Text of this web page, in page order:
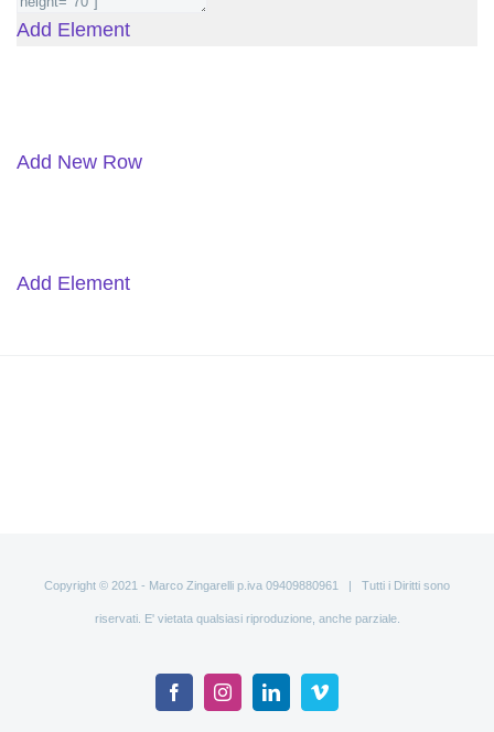
Add Element
Add New Row
Add Element
Copyright © 2021 - Marco Zingarelli p.iva 09409880961 | Tutti i Diritti sono
riservati. E' vietata qualsiasi riproduzione, anche parziale.
FacebookInstagramLinkedInVimeo